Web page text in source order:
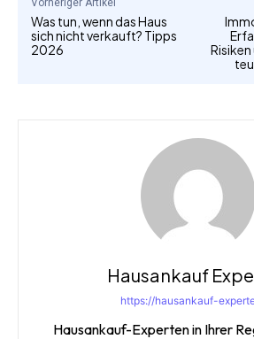
Was tun, wenn das Haus
sich nicht verkauft? Tipps
2026
Hausankauf
https://hausankauf-
Hausankauf-Experten in Ihrer